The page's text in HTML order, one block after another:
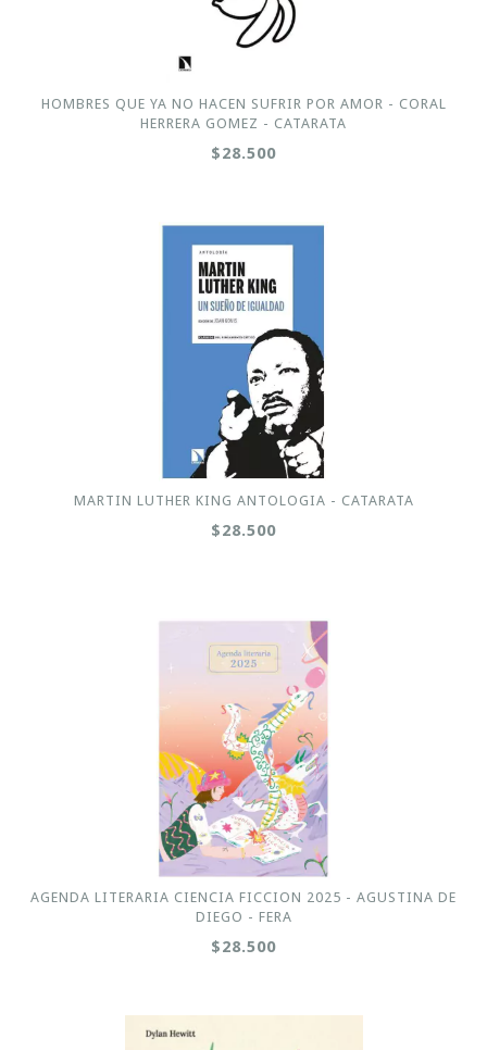
HOMBRES QUE YA NO HACEN SUFRIR POR AMOR - CORAL
HERRERA GOMEZ - CATARATA
$28.500
MARTIN LUTHER KING ANTOLOGIA - CATARATA
$28.500
AGENDA LITERARIA CIENCIA FICCION 2025 - AGUSTINA DE
DIEGO - FERA
$28.500